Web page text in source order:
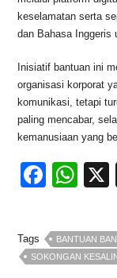
keselamatan serta
dan Bahasa Inggeris
Inisiatif bantuan ini
organisasi korporat
komunikasi, tetapi
paling mencabar,
kemanusiaan yang
F
c
e
W
at
s
Tags BANTUAN
SOKONGAN